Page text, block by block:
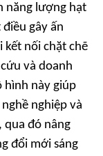
năng lượng hạt
gây ấn
kết nối chặt chẽ
và doanh
hình này giúp
nghiệp và
qua đó nâng
đổi mới sáng